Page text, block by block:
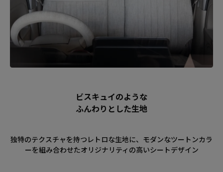
ビスキュイのような
ふんわりとした生地
独特のテクスチャを持つレトロな生地に、モダンなツートンカラ
ーを組み合わせたオリジナリティの高いシートデザイン